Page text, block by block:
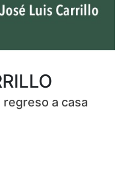
a casa